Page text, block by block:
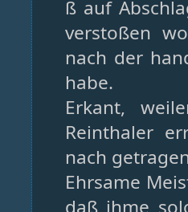
ß auf
verstoßen
nach der
habe.
Erkant,
Reinthaler
nach
Ehrsame
daß ihme